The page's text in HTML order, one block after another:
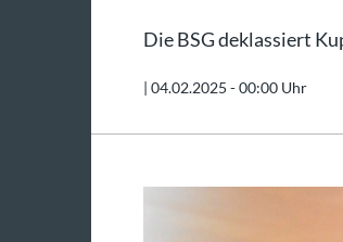
Die BSG deklassiert
| 04.02.2025 - 00:00 Uhr